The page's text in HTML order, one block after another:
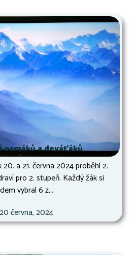
osmáků a deváťáků
a 21. června 2024 proběhl 2.
pro 2. stupeň. Každý žák si
vybral 6 z...
20 června, 2024